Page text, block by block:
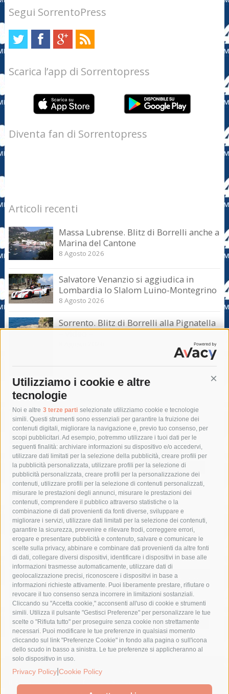
Utilizziamo i cookie e altre
tecnologie
Noi e altre 3 terze parti selezionate utilizziamo cookie e tecnologie
simili. Questi strumenti sono essenziali per garantire la fruizione dei
contenuti digitali, migliorare la navigazione e, previo tuo consenso, per
scopi pubblicitari. Ad esempio, potremmo utilizzare i tuoi dati per le
seguenti finalità: archiviare informazioni su dispositivo e/o accedervi,
utilizzare dati limitati per la selezione della pubblicità, creare profili per
la pubblicità personalizzata, utilizzare profili per la selezione di
pubblicità personalizzata, creare profili per la personalizzazione dei
contenuti, utilizzare profili per la selezione di contenuti personalizzati,
misurare le prestazioni degli annunci, misurare le prestazioni dei
contenuti, comprendere il pubblico attraverso statistiche o la
combinazione di dati provenienti da fonti diverse, sviluppare e
migliorare i servizi, utilizzare dati limitati per la selezione dei contenuti,
garantire la sicurezza, prevenire e rilevare frodi, correggere errori,
erogare e presentare pubblicità e contenuto, salvare e comunicare le
scelte sulla privacy, abbinare e combinare dati provenienti da altre fonti
di dati, collegare diversi dispositivi, identificare i dispositivi in base alle
informazioni trasmesse automaticamente, utilizzare dati di
geolocalizzazione precisi, riconoscere i dispositivi in base a
informazioni richieste attivamente. Puoi liberamente prestare, rifiutare o
revocare il tuo consenso senza incorrere in limitazioni sostanziali.
Cliccando su "Accetta cookie," acconsenti all'uso di cookie e strumenti
simili. Utilizza il pulsante "Gestisci Preferenze" per personalizzare le tue
scelte o "Rifiuta tutto" per proseguire senza cookie non strettamente
necessari. Puoi modificare le tue preferenze in qualsiasi momento
cliccando sul link "Preferenze Cookie" in fondo alla pagina o sull'icona
dello scudo in basso a sinistra. Le tue preferenze si applicheranno al
solo dispositivo in uso.
Privacy Policy Cookie Policy
Segui SorrentoPress
Scarica l’app di Sorrentopress
Diventa fan di Sorrentopress
Articoli recenti
Massa Lubrense. Blitz di Borrelli anche a
Marina del Cantone
8 Agosto 2026
Salvatore Venanzio si aggiudica in
Lombardia lo Slalom Luino-Montegrino
8 Agosto 2026
Sorrento. Blitz di Borrelli alla Pignatella
– video –
Tag
acqua allerta meteo
anas
area marina protetta di punta campanella
arresto
Asl Napoli 3 sud
capitaneria di porto capri
carabinieri
castellammare di stabia
circumvesuviana
comune di sorrento
concerto
contagi
costiera amalfitana
covid-19 eav
elezioni
fondazione sorrento
gori guardia costiera
incidente
lavori
lorenzo balducelli mare
massa lubrense
massimo coppola
Meta napoli
ordinanza
penisola sorrentina
piano di sorrento
polizia municipale
protezione civile
Regione Campania
sant'agnello
sindaco cuomo
sorrento studenti temporali
treni
turismo
Vico Equense villa fiorentino vincenzo de luca
© 2015 SorrentoPress. All rights reserved.
Il giornale online della Penisola Sorrentina